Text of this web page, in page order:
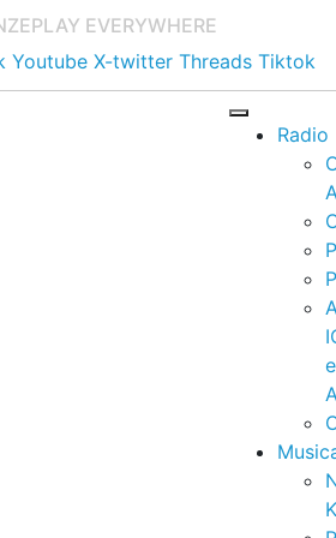
PLAY EVERYWHERE
Youtube X-twitter Threads Tiktok
Radio
e